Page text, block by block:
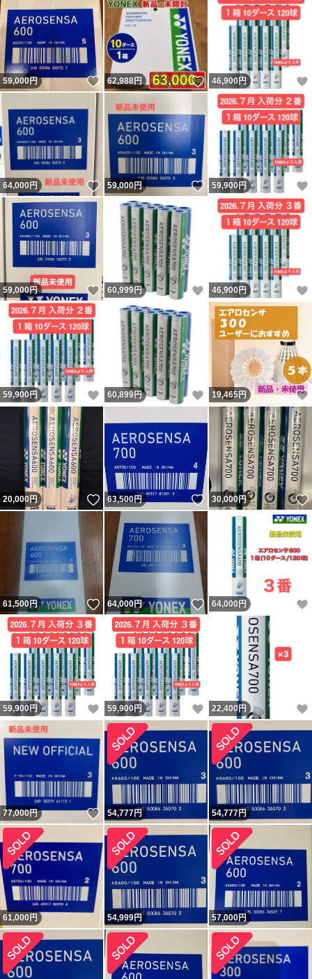
59,000円 いいね！
62,988円 いいね！
46,900円
64,000円 いいね！
59,000円 いいね！
59,900円
59,000円 いいね！
60,999円 いいね！
46,900円
59,900円 いいね！
60,899円 いいね！
19,465円
20,000円 いいね！
63,500円 いいね！
30,000円
61,500円 いいね！
64,000円 いいね！
64,000円
59,900円 いいね！
59,900円 いいね！
22,400円
77,000円 いいね！
54,777円 54,777円
61,000円 54,999円 57,000円